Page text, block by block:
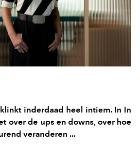
inderdaad heel intiem. In In
over de ups en downs, over hoe
veranderen ...